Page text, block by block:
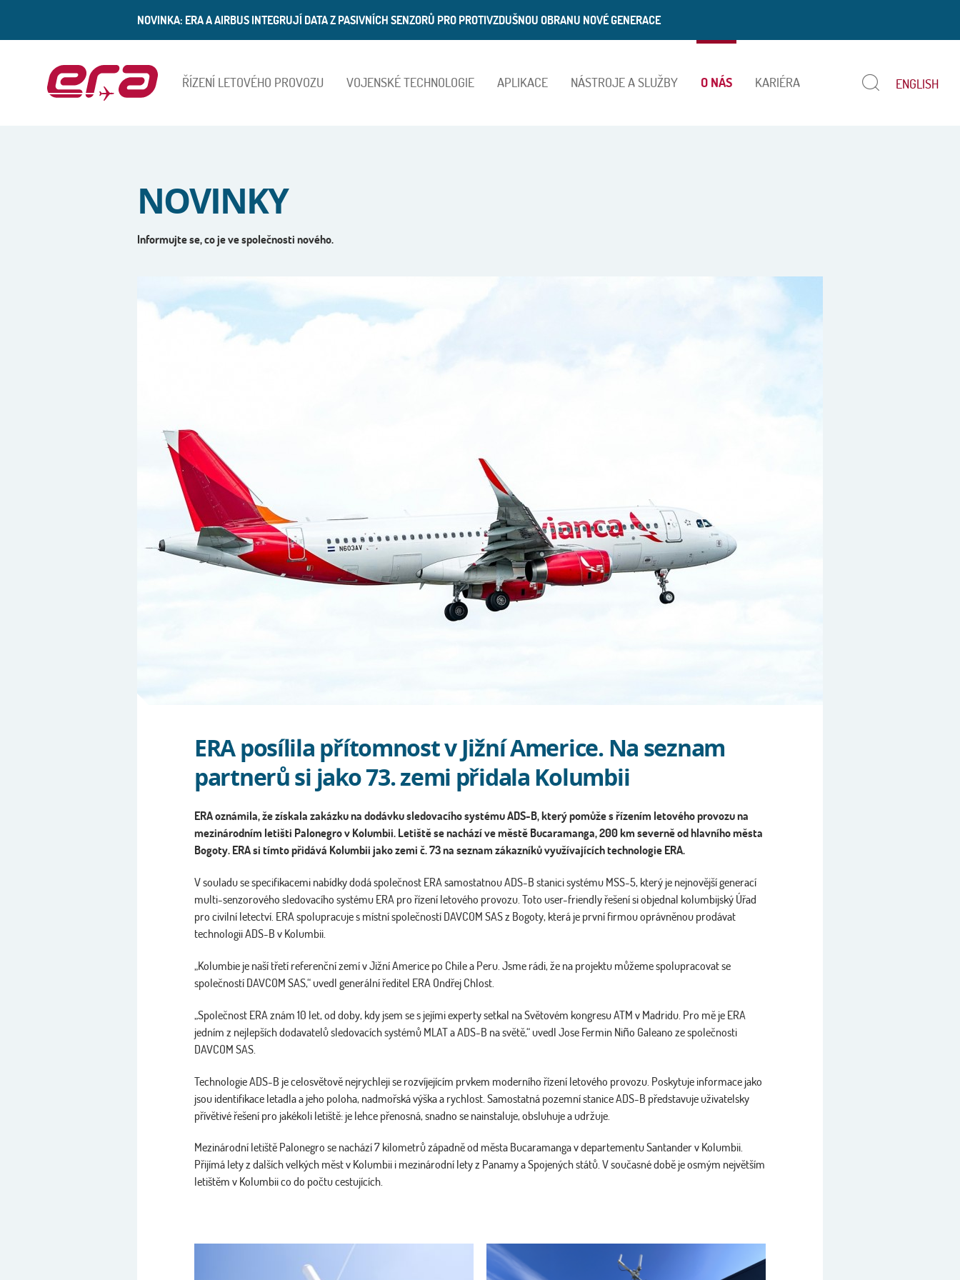
NOVINKA: ERA A AIRBUS INTEGRUJÍ DATA Z PASIVNÍCH SENZORŮ PRO PROTIVZDUŠNOU OBRANU NOVÉ GENERACE
ŘÍZENÍ LETOVÉHO PROVOZU VOJENSKÉ TECHNOLOGIE APLIKACE NÁSTROJE A SLUŽBY O NÁS KARIÉRA ENGLISH
NOVINKY
Informujte se, co je ve společnosti nového.
ERA posílila přítomnost v Jižní Americe. Na seznam
partnerů si jako 73. zemi přidala Kolumbii
ERA oznámila, že získala zakázku na dodávku sledovacího systému ADS-B, který pomůže s řízením letového provozu na
mezinárodním letišti Palonegro v Kolumbii. Letiště se nachází ve městě Bucaramanga, 200 km severně od hlavního města
Bogoty. ERA si tímto přidává Kolumbii jako zemi č. 73 na seznam zákazníků využívajících technologie ERA.
V souladu se specifikacemi nabídky dodá společnost ERA samostatnou ADS-B stanici systému MSS-5, který je nejnovější generací
multi-senzorového sledovacího systému ERA pro řízení letového provozu. Toto user-friendly řešení si objednal kolumbijský Úřad
pro civilní letectví. ERA spolupracuje s místní společností DAVCOM SAS z Bogoty, která je první firmou oprávněnou prodávat
technologii ADS-B v Kolumbii.
„Kolumbie je naší třetí referenční zemí v Jižní Americe po Chile a Peru. Jsme rádi, že na projektu můžeme spolupracovat se
společností DAVCOM SAS,“ uvedl generální ředitel ERA Ondřej Chlost.
„Společnost ERA znám 10 let, od doby, kdy jsem se s jejími experty setkal na Světovém kongresu ATM v Madridu. Pro mě je ERA
jedním z nejlepších dodavatelů sledovacích systémů MLAT a ADS-B na světě,“ uvedl Jose Fermin Niño Galeano ze společnosti
DAVCOM SAS.
Technologie ADS-B je celosvětově nejrychleji se rozvíjejícím prvkem moderního řízení letového provozu. Poskytuje informace jako
jsou identifikace letadla a jeho poloha, nadmořská výška a rychlost. Samostatná pozemní stanice ADS-B představuje uživatelsky
přívětivé řešení pro jakékoli letiště: je lehce přenosná, snadno se nainstaluje, obsluhuje a udržuje.
Mezinárodní letiště Palonegro se nachází 7 kilometrů západně od města Bucaramanga v departementu Santander v Kolumbii.
Přijímá lety z dalších velkých měst v Kolumbii i mezinárodní lety z Panamy a Spojených států. V současné době je osmým největším
letištěm v Kolumbii co do počtu cestujících.